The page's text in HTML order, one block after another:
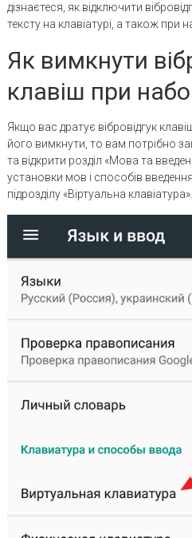
дізнаєтеся, як відключити
тексту на клавіатурі, а також при
Як вимкнути
клавіш при
Якщо вас дратує вібровідгук
його вимкнути, то вам потрібно
та відкрити розділ «Мова та
установки мов і способів
підрозділу «Віртуальна клавіатура».